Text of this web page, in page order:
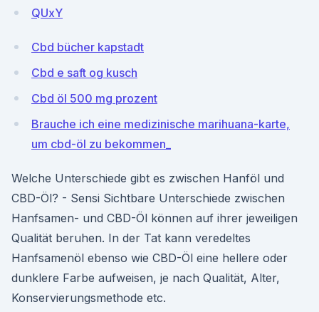
QUxY
Cbd bücher kapstadt
Cbd e saft og kusch
Cbd öl 500 mg prozent
Brauche ich eine medizinische marihuana-karte,
um cbd-öl zu bekommen_
Welche Unterschiede gibt es zwischen Hanföl und
CBD-Öl? - Sensi Sichtbare Unterschiede zwischen
Hanfsamen- und CBD-Öl können auf ihrer jeweiligen
Qualität beruhen. In der Tat kann veredeltes
Hanfsamenöl ebenso wie CBD-Öl eine hellere oder
dunklere Farbe aufweisen, je nach Qualität, Alter,
Konservierungsmethode etc.